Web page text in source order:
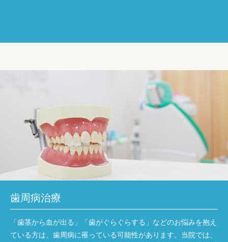
歯周病治療
「歯茎から血が出る」「歯がぐらぐらする」などのお悩みを抱え
ている方は、歯周病に罹っている可能性があります。当院では、